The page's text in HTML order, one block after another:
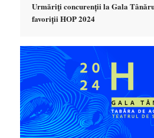
Urmăriţi concurenții la Gala
favoriții HOP 2024